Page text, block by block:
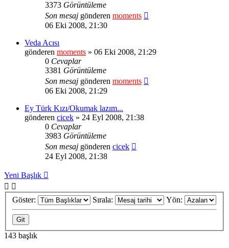
3373 Görüntüleme
Son mesaj gönderen moments
06 Eki 2008, 21:30
Veda Acısı
gönderen moments » 06 Eki 2008, 21:29
0 Cevaplar
3381 Görüntüleme
Son mesaj gönderen moments
06 Eki 2008, 21:29
Ey Türk Kızı/Okumak lazım...
gönderen cicek » 24 Eyl 2008, 21:38
0 Cevaplar
3983 Görüntüleme
Son mesaj gönderen cicek
24 Eyl 2008, 21:38
Yeni Başlık
Göster: Sırala: Yön:
143 başlık